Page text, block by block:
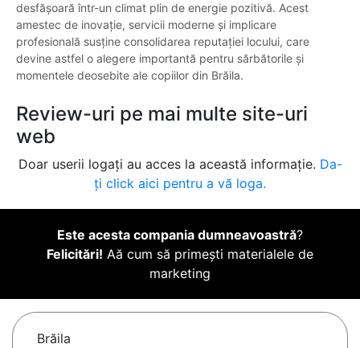
desfășoară într-un climat plin de energie pozitivă. Acest
amestec de inovație, servicii moderne și implicare
profesională susține consolidarea reputației locului, care
devine astfel o alegere importantă pentru sărbătorile și
momentele deosebite ale copiilor din Brăila.
Review-uri pe mai multe site-uri
web
Doar userii logați au acces la această informație. Da-
ți click aici pentru a vă loga.
Este acesta compania dumneavoastră?
Felicitări! Aă cum să primești materialele de
marketing
Brăila